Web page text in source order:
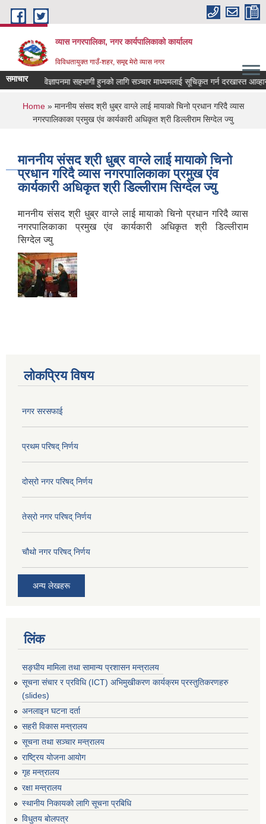
Skip to main content
व्यास नगरपालिका, नगर कार्यपालिकाको कार्यालय
विविधतायुक्त गाउँ-शहर, समृद्द मेरो व्यास नगर
समाचारविज्ञापनमा सहभागी हुनको लागि सञ्चार माध्यमलाई सूचिकृत गर्न दरखास्त आव्हान
You are here
Home» माननीय संसद श्री धुब्र वाग्ले लाई मायाको चिनो प्रधान गरिदै व्यास
नगरपालिकाका प्रमुख एंव कार्यकारी अधिकृत श्री डिल्लीराम सिग्देल ज्यु
माननीय संसद श्री धुब्र वाग्ले लाई मायाको चिनो
प्रधान गरिदै व्यास नगरपालिकाका प्रमुख एंव
कार्यकारी अधिकृत श्री डिल्लीराम सिग्देल ज्यु
माननीय संसद श्री धुब्र वाग्ले लाई मायाको चिनो प्रधान गरिदै व्यास
नगरपालिकाका प्रमुख एंव कार्यकारी अधिकृत श्री डिल्लीराम
सिग्देल ज्यु
लोकप्रिय विषय
नगर सरसफाई
प्रथम परिषद् निर्णय
दोस्रो नगर परिषद् निर्णय
तेस्रो नगर परिषद् निर्णय
चौथो नगर परिषद् निर्णय
अन्य लेखहरू
लिंक
सङ्घीय मामिला तथा सामान्य प्रशासन मन्त्रालय
सूचना संचार र प्रविधि (ICT) अभिमुखीकरण कार्यक्रम प्रस्तुतिकरणहरु
(slides)
अनलाइन घटना दर्ता
सहरी विकास मन्त्रालय
सूचना तथा सञ्चार मन्त्रालय
राष्ट्रिय योजना आयोग
गृह मन्त्रालय
रक्षा मन्त्रालय
स्थानीय निकायको लागि सूचना प्रबिधि
विधुतय बोलपत्र